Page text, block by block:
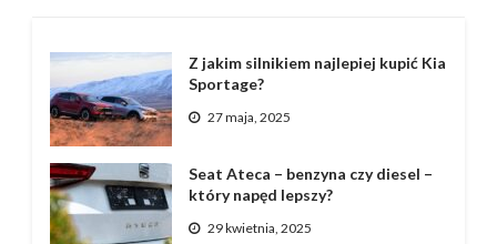
Z jakim silnikiem najlepiej kupić Kia
Sportage?
27 maja, 2025
Seat Ateca – benzyna czy diesel –
który napęd lepszy?
29 kwietnia, 2025